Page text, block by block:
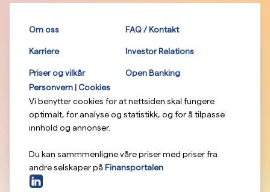
Om oss FAQ / Kontakt
Karriere Investor Relations
Priser og vilkår
Open Banking
Personvern | Cookies
Vi benytter cookies for at nettsiden skal fungere
optimalt, for analyse og statistikk, og for å tilpasse
innhold og annonser.
Du kan sammmenligne våre priser med priser fra
andre selskaper på Finansportalen